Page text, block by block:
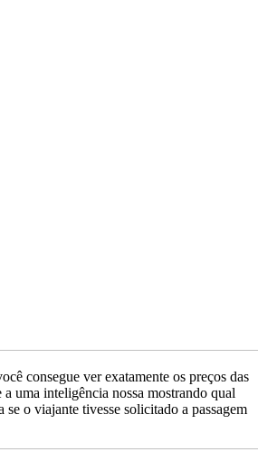
consegue ver exatamente os preços das
a uma inteligência nossa mostrando qual
se o viajante tivesse solicitado a passagem